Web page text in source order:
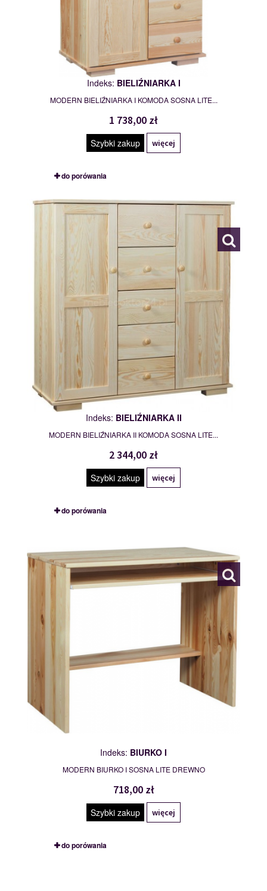
Indeks: BIELIŹNIARKA I
MODERN BIELIŹNIARKA I KOMODA SOSNA LITE...
1 738,00 zł
Szybki zakup więcej
do porówania
BIELIŹNIARKA II
113040
Indeks: BIELIŹNIARKA II
MODERN BIELIŹNIARKA II KOMODA SOSNA LITE...
2 344,00 zł
Szybki zakup więcej
do porówania
Indeks: BIURKO I
MODERN BIURKO I SOSNA LITE DREWNO
718,00 zł
Szybki zakup więcej
do porówania